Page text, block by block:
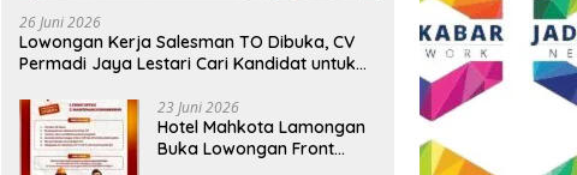
26 Juni 2026
Lowongan Kerja Salesman TO Dibuka, CV
Permadi Jaya Lestari Cari Kandidat untuk
23 Juni 2026
Hotel Mahkota Lamongan
Buka Lowongan Front